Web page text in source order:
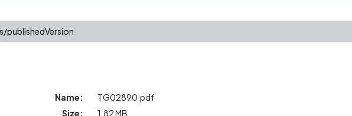
publishedVersion
Name:
TG02890.pdf
Size:
1.82 MB